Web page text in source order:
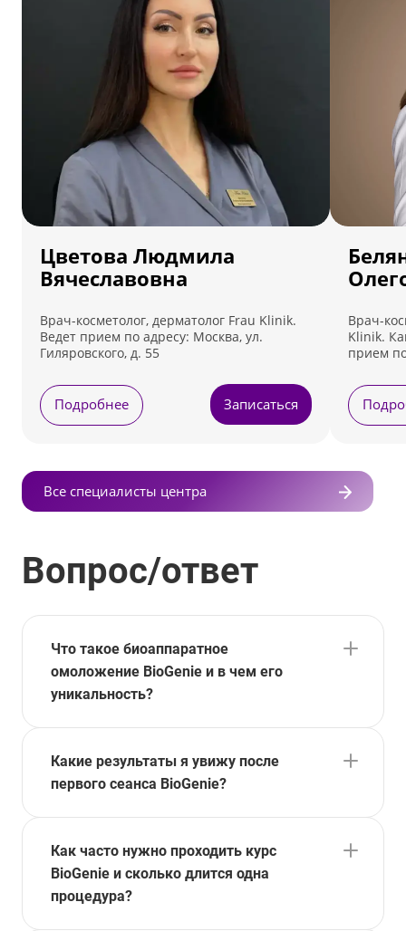
Цветова Людмила
Вячеславовна
Врач-косметолог, дерматолог Frau Klinik.
Ведет прием по адресу: Москва, ул.
Гиляровского, д. 55
Подробнее Записаться
Врач-
Klinik.
прием
Все специалисты центра
Вопрос/ответ
Что такое биоаппаратное
омоложение BioGenie и в чем его
уникальность?
Какие результаты я увижу после
первого сеанса BioGenie?
Как часто нужно проходить курс
BioGenie и сколько длится одна
процедура?